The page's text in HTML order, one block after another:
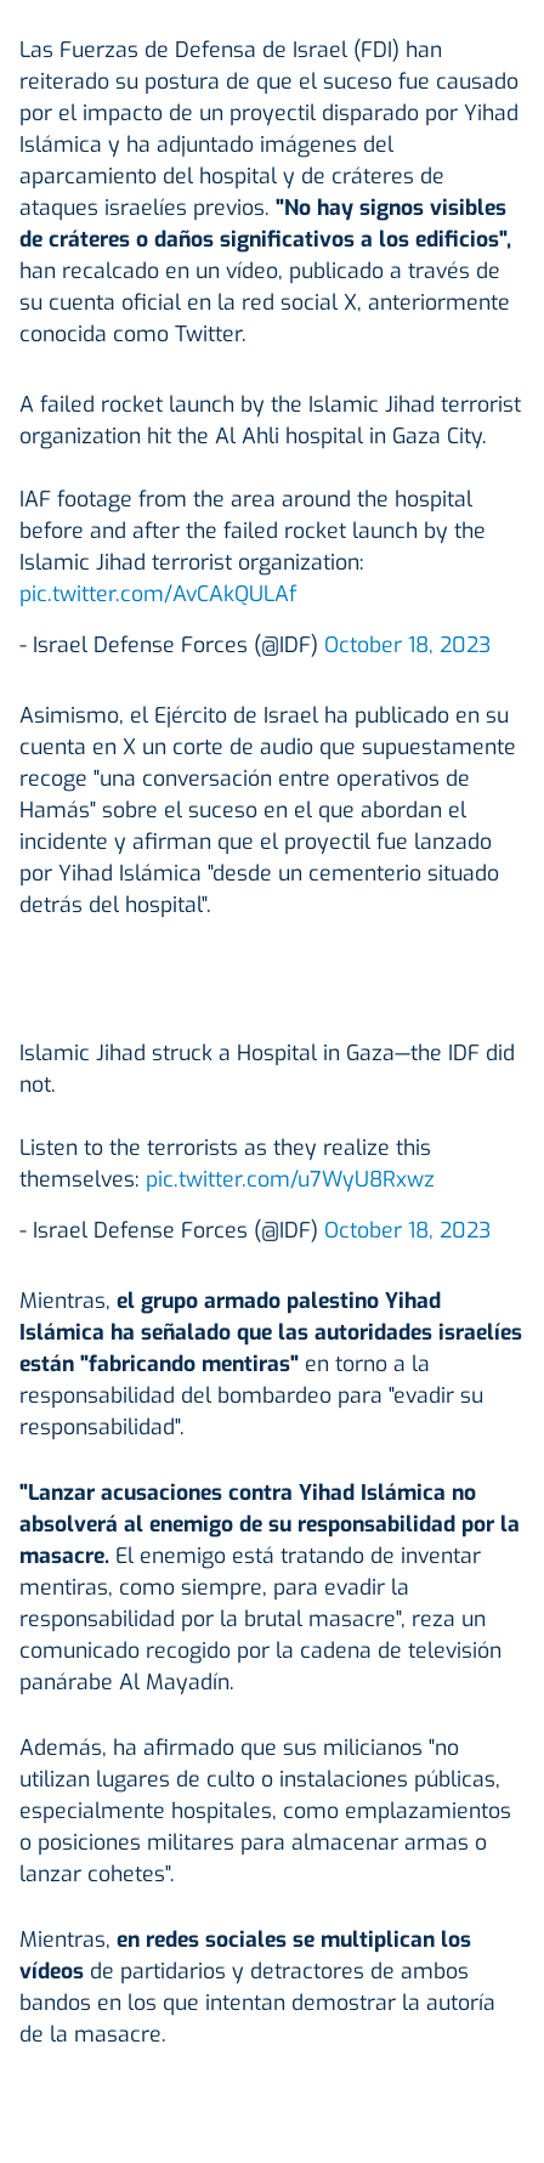
Las Fuerzas de Defensa de Israel (FDI) han
reiterado su postura de que el suceso fue causado
por el impacto de un proyectil disparado por Yihad
Islámica y ha adjuntado imágenes del
aparcamiento del hospital y de cráteres de
ataques israelíes previos. "No hay signos visibles
de cráteres o daños significativos a los edificios",
han recalcado en un vídeo, publicado a través de
su cuenta oficial en la red social X, anteriormente
conocida como Twitter.
A failed rocket launch by the Islamic Jihad terrorist
organization hit the Al Ahli hospital in Gaza City.
IAF footage from the area around the hospital
before and after the failed rocket launch by the
Islamic Jihad terrorist organization:
pic.twitter.com/AvCAkQULAf
- Israel Defense Forces (@IDF) October 18, 2023
Asimismo, el Ejército de Israel ha publicado en su
cuenta en X un corte de audio que supuestamente
recoge "una conversación entre operativos de
Hamás" sobre el suceso en el que abordan el
incidente y afirman que el proyectil fue lanzado
por Yihad Islámica "desde un cementerio situado
detrás del hospital".
Islamic Jihad struck a Hospital in Gaza—the IDF did
not.
Listen to the terrorists as they realize this
themselves: pic.twitter.com/u7WyU8Rxwz
- Israel Defense Forces (@IDF) October 18, 2023
Mientras, el grupo armado palestino Yihad
Islámica ha señalado que las autoridades israelíes
están "fabricando mentiras" en torno a la
responsabilidad del bombardeo para "evadir su
responsabilidad".
"Lanzar acusaciones contra Yihad Islámica no
absolverá al enemigo de su responsabilidad por la
masacre. El enemigo está tratando de inventar
mentiras, como siempre, para evadir la
responsabilidad por la brutal masacre", reza un
comunicado recogido por la cadena de televisión
panárabe Al Mayadín.
Además, ha afirmado que sus milicianos "no
utilizan lugares de culto o instalaciones públicas,
especialmente hospitales, como emplazamientos
o posiciones militares para almacenar armas o
lanzar cohetes".
Mientras, en redes sociales se multiplican los
vídeos de partidarios y detractores de ambos
bandos en los que intentan demostrar la autoría
de la masacre.